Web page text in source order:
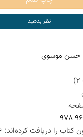
حسن موسوی
2
)
978-
را دریافت كرده‌اند: 26 نفر